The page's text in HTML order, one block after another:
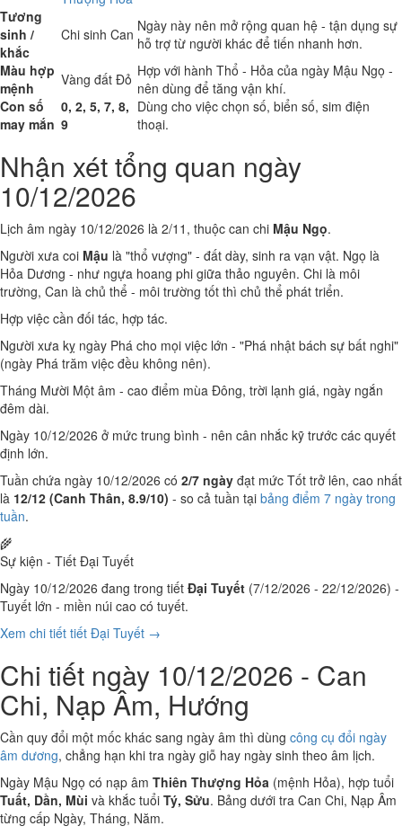
Tương
sinh /
khắc
Chi sinh Can Ngày này nên mở rộng quan hệ - tận dụng sự
hỗ trợ từ người khác để tiến nhanh hơn.
Màu hợp
mệnh
Vàng đất Đỏ Hợp với hành Thổ - Hỏa của ngày Mậu Ngọ -
nên dùng để tăng vận khí.
Con số
may mắn
0, 2, 5, 7, 8,
9
Dùng cho việc chọn số, biển số, sim điện
thoại.
Nhận xét tổng quan ngày
10/12/2026
Lịch âm ngày 10/12/2026 là 2/11, thuộc can chi Mậu Ngọ.
Người xưa coi Mậu là "thổ vượng" - đất dày, sinh ra vạn vật. Ngọ là
Hỏa Dương - như ngựa hoang phi giữa thảo nguyên. Chi là môi
trường, Can là chủ thể - môi trường tốt thì chủ thể phát triển.
Hợp việc cần đối tác, hợp tác.
Người xưa kỵ ngày Phá cho mọi việc lớn - "Phá nhật bách sự bất nghi"
(ngày Phá trăm việc đều không nên).
Tháng Mười Một âm - cao điểm mùa Đông, trời lạnh giá, ngày ngắn
đêm dài.
Ngày 10/12/2026 ở mức trung bình - nên cân nhắc kỹ trước các quyết
định lớn.
Tuần chứa ngày 10/12/2026 có 2/7 ngày đạt mức Tốt trở lên, cao nhất
là 12/12 (Canh Thân, 8.9/10) - so cả tuần tại bảng điểm 7 ngày trong
tuần.
🌾
Sự kiện - Tiết Đại Tuyết
Ngày 10/12/2026 đang trong tiết Đại Tuyết (7/12/2026 - 22/12/2026) -
Tuyết lớn - miền núi cao có tuyết.
Xem chi tiết tiết Đại Tuyết →
Chi tiết ngày 10/12/2026 - Can
Chi, Nạp Âm, Hướng
Cần quy đổi một mốc khác sang ngày âm thì dùng công cụ đổi ngày
âm dương, chẳng hạn khi tra ngày giỗ hay ngày sinh theo âm lịch.
Ngày Mậu Ngọ có nạp âm Thiên Thượng Hỏa (mệnh Hỏa), hợp tuổi
Tuất, Dần, Mùi và khắc tuổi Tý, Sửu. Bảng dưới tra Can Chi, Nạp Âm
từng cấp Ngày, Tháng, Năm.